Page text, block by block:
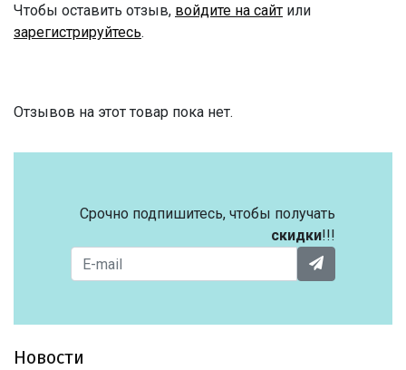
Чтобы оставить отзыв, войдите на сайт или
зарегистрируйтесь.
Отзывов на этот товар пока нет.
Срочно подпишитесь, чтобы получать
скидки!!!
Новости